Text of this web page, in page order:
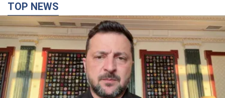
TOP NEWS